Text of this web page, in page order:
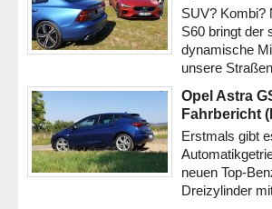
SUV? Kombi?
S60 bringt der
dynamische
unsere
Opel Astra
Fahrbericht
Erstmals gibt
neuen Top-
Dreizylinder